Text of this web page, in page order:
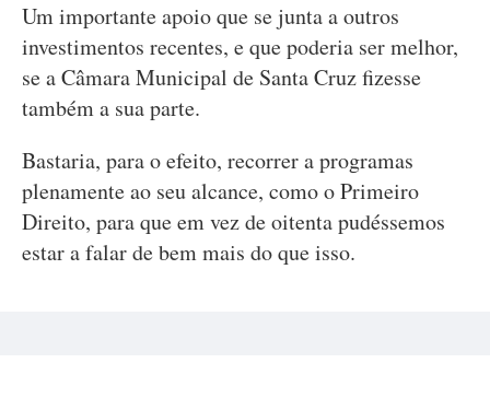
Um importante apoio que se junta a outros
investimentos recentes, e que poderia ser melhor,
se a Câmara Municipal de Santa Cruz fizesse
também a sua parte.
Bastaria, para o efeito, recorrer a programas
plenamente ao seu alcance, como o Primeiro
Direito, para que em vez de oitenta pudéssemos
estar a falar de bem mais do que isso.